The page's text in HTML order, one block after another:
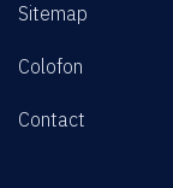
Sitemap
Colofon
Contact